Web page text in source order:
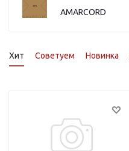
AMARCORD
Хит Советуем Новинка